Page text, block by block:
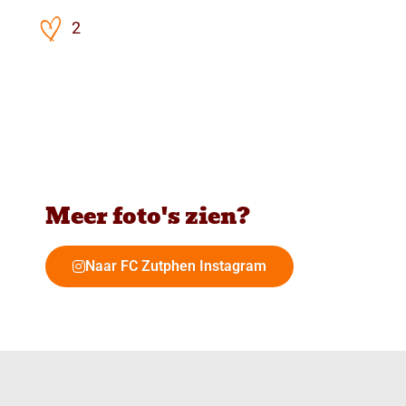
2
Meer foto's zien?
Naar FC Zutphen Instagram